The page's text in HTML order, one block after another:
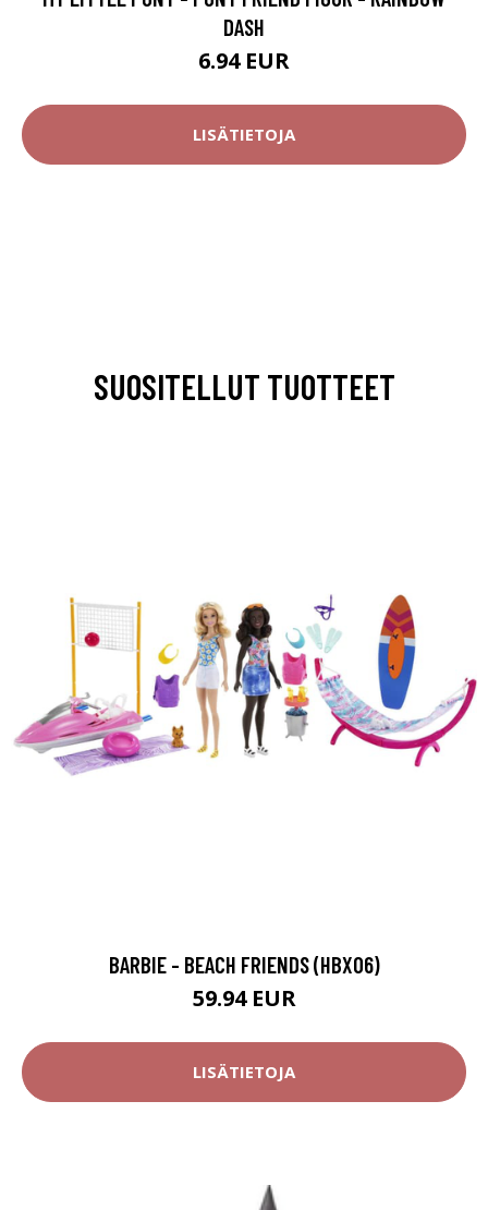
DASH
6.94 EUR
LISÄTIETOJA
SUOSITELLUT TUOTTEET
BARBIE - BEACH FRIENDS (HBX06)
59.94 EUR
LISÄTIETOJA